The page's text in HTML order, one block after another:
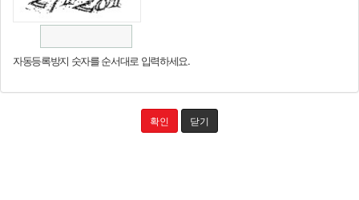
자동등록방지 숫자를 순서대로 입력하세요.
확인 닫기